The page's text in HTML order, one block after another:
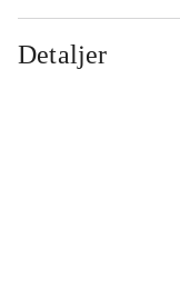
Detaljer